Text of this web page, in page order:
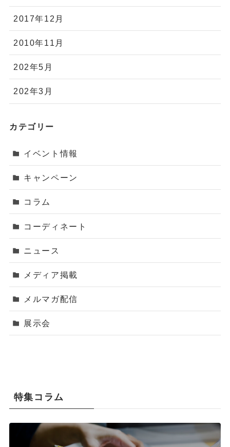
2017年12月
2010年11月
202年5月
202年3月
カテゴリー
イベント情報
キャンペーン
コラム
コーディネート
ニュース
メディア掲載
メルマガ配信
展示会
特集コラム